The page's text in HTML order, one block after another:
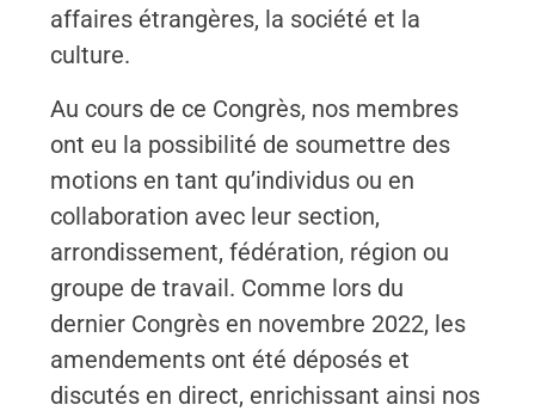
affaires étrangères, la société et la
culture.
Au cours de ce Congrès, nos membres
ont eu la possibilité de soumettre des
motions en tant qu’individus ou en
collaboration avec leur section,
arrondissement, fédération, région ou
groupe de travail. Comme lors du
dernier Congrès en novembre 2022, les
amendements ont été déposés et
discutés en direct, enrichissant ainsi nos